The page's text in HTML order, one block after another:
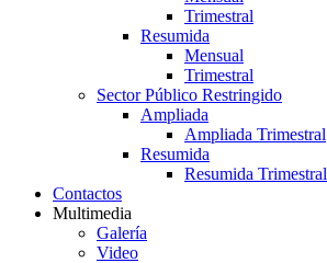
Trimestral
Resumida
Mensual
Trimestral
Sector Público Restringido
Ampliada
Ampliada Trimestral
Resumida
Resumida Trimestral
Contactos
Multimedia
Galería
Video